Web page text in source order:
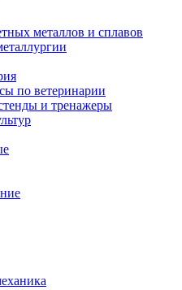
металлов и сплавов
по ветеринарии
и тренажеры